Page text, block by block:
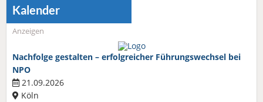
Kalender
Anzeigen
Nachfolge gestalten – erfolgreicher Führungswechsel bei
NPO
21.09.2026
Köln